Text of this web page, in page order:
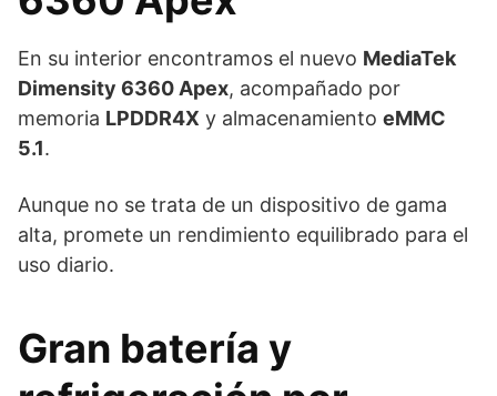
En su interior encontramos el nuevo MediaTek
Dimensity 6360 Apex, acompañado por
memoria LPDDR4X y almacenamiento eMMC
5.1.
Aunque no se trata de un dispositivo de gama
alta, promete un rendimiento equilibrado para el
uso diario.
Gran batería y